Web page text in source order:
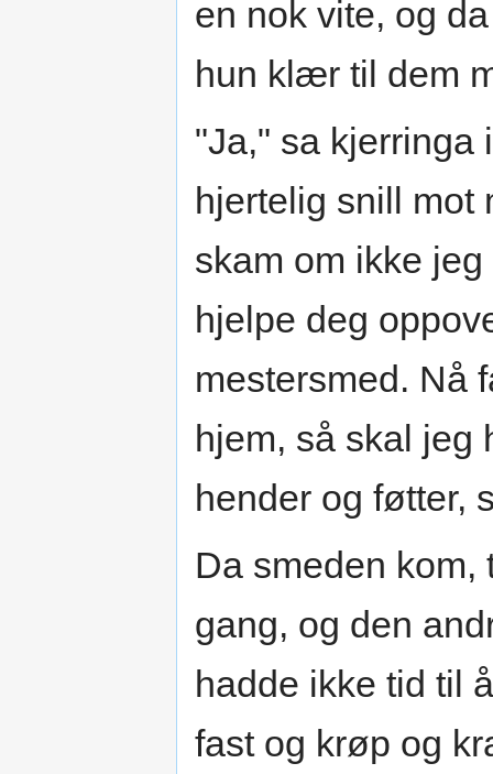
en nok vite, og
hun klær til dem
"Ja," sa kjerringa
hjertelig snill mot
skam om ikke
hjelpe deg
mestersmed. Nå
hjem, så skal jeg
hender og føtter,
Da smeden kom,
gang, og den
hadde ikke tid til
fast og krøp og